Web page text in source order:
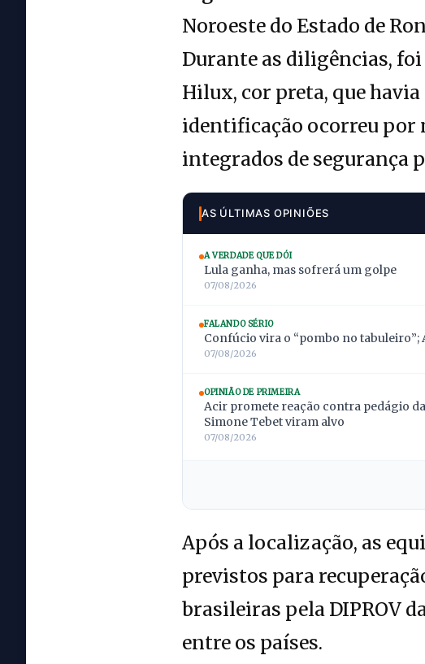
Noroeste do Estado de
Durante as diligências,
Hilux, cor preta, que
identificação ocorreu por
integrados de segurança
AS ÚLTIMAS OPINIÕES
A VERDADE QUE DÓI
Lula ganha, mas sofrerá um golpe
07/08/2026
FALANDO SÉRIO
Confúcio vira o “pombo no tabuleiro”;
07/08/2026
OPINIÃO DE PRIMEIRA
Acir promete reação contra pedágio
Simone Tebet viram alvo
07/08/2026
Após a localização, as
previstos para
brasileiras pela DIPROV
entre os países.